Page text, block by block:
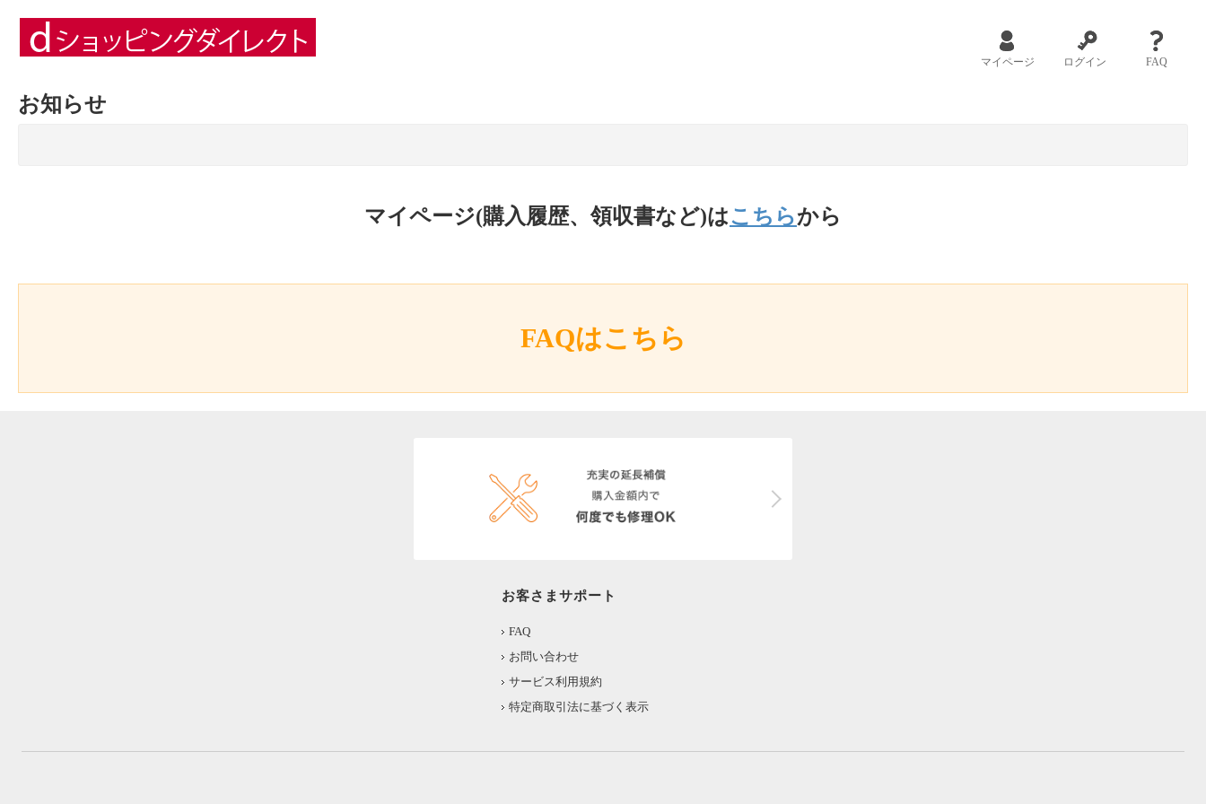
マイページ ログイン FAQ
お知らせ
マイページ(購入履歴、領収書など)はこちらから
FAQはこちら
お客さまサポート
FAQ
お問い合わせ
サービス利用規約
特定商取引法に基づく表示